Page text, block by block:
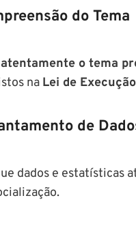
do Tema
o tema
na Lei de
de
dados e estatísticas